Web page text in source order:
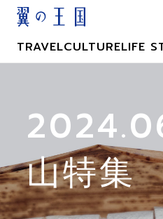
キ
ッ
プ
TRAVELCULTURELIFE
山特集